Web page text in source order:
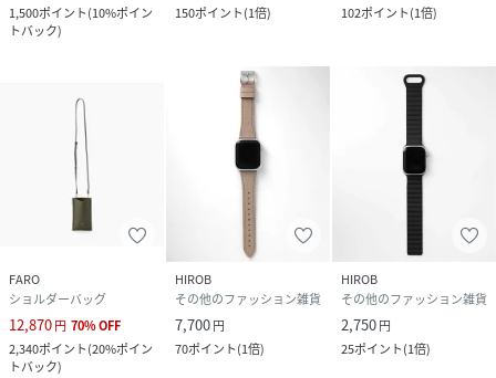
サイズ 38・40・41
PB6533_F2331G604
F2331G604-395-01A PB6533
1,500ポイント(10%ポイン
トバック)
150ポイント(1倍)
102ポイント(1倍)
FARO
ショルダーバッグ
12,870円 70%OFF
2,340ポイント(20%ポイン
トバック)
HIROB
その他のファッション雑貨
7,700円
70ポイント(1倍)
HIROB
その他のファッション雑貨
2,750円
25ポイント(1倍)